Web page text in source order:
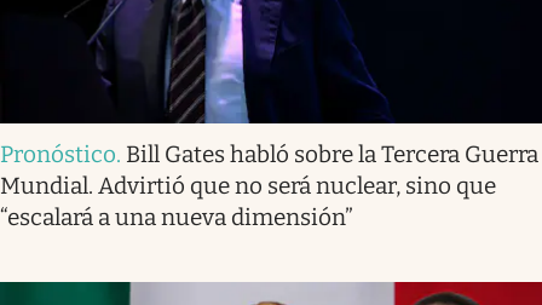
Pronóstico. Bill Gates habló sobre la Tercera Guerra
Mundial. Advirtió que no será nuclear, sino que
“escalará a una nueva dimensión”